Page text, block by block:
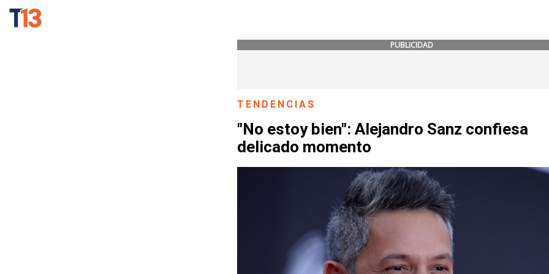
PUBLICIDAD
TENDENCIAS
"No estoy bien": Alejandro Sanz confiesa
delicado momento